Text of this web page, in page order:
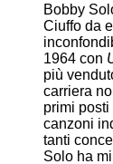
Bobby
Ciuffo da
1964 con
più
carriera
primi posti
canzoni
tanti
Solo ha